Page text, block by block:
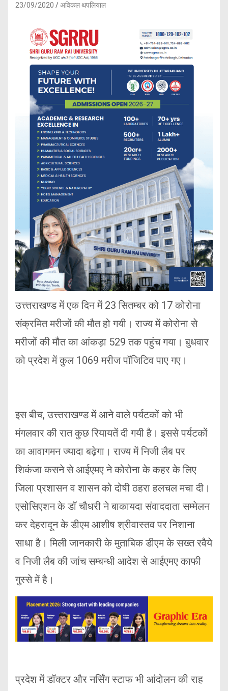
23/09/2020 अविकल थपलियाल
उत्त्तराखण्ड में एक दिन में 23 सितम्बर को 17 कोरोना
संक्रमित मरीजों की मौत हो गयी। राज्य में कोरोना से
मरीजों की मौत का आंकड़ा 529 तक पहुंच गया। बुधवार
को प्रदेश में कुल 1069 मरीज पॉजिटिव पाए गए।
इस बीच, उत्त्तराखण्ड में आने वाले पर्यटकों को भी
मंगलवार की रात कुछ रियायतें दी गयी है। इससे पर्यटकों
का आवागमन ज्यादा बढ़ेगा। राज्य में निजी लैब पर
शिकंजा कसने से आईएमए ने कोरोना के कहर के लिए
जिला प्रशासन व शासन को दोषी ठहरा हलचल मचा दी।
एसोसिएशन के डॉ चौधरी ने बाकायदा संवाददाता सम्मेलन
कर देहरादून के डीएम आशीष श्रीवास्तव पर निशाना
साधा है। मिली जानकारी के मुताबिक डीएम के सख्त रवैये
व निजी लैब की जांच सम्बन्धी आदेश से आईएमए काफी
गुस्से में है।
प्रदेश में डॉक्टर और नर्सिंग स्टाफ भी आंदोलन की राह